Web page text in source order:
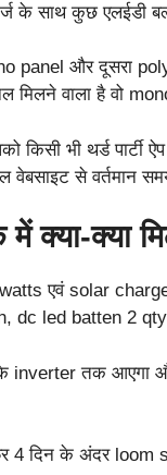
के साथ कुछ एलईडी
panel और दूसरा
वाला है वो
भी थर्ड पार्टी
से वर्तमान
क्या-क्या
एवं solar
dc led batten 2 qty
inverter तक आएगा
4 दिन के अंदर loom